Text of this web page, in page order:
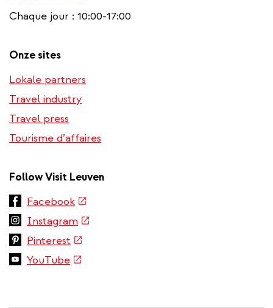
Chaque jour : 10:00-17:00
Onze sites
Lokale partners
Travel industry
Travel press
Tourisme d’affaires
Follow Visit Leuven
Facebook(link
external)
Instagram (link
is
Pinterest (link
is
YouTube(link